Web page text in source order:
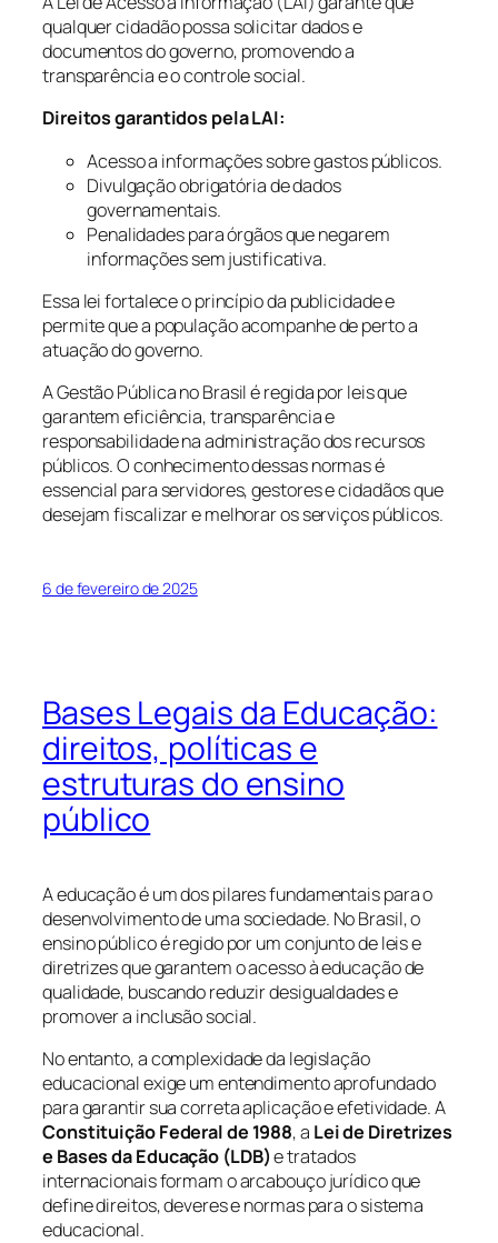
qualquer cidadão possa solicitar dados e
documentos do governo, promovendo a
transparência e o controle social.
Direitos garantidos pela LAI:
Acesso a informações sobre gastos públicos.
Divulgação obrigatória de dados
governamentais.
Penalidades para órgãos que negarem
informações sem justificativa.
Essa lei fortalece o princípio da publicidade e
permite que a população acompanhe de perto a
atuação do governo.
A Gestão Pública no Brasil é regida por leis que
garantem eficiência, transparência e
responsabilidade na administração dos recursos
públicos. O conhecimento dessas normas é
essencial para servidores, gestores e cidadãos que
desejam fiscalizar e melhorar os serviços públicos.
6 de fevereiro de 2025
Bases Legais da Educação:
direitos, políticas e
estruturas do ensino
público
A educação é um dos pilares fundamentais para o
desenvolvimento de uma sociedade. No Brasil, o
ensino público é regido por um conjunto de leis e
diretrizes que garantem o acesso à educação de
qualidade, buscando reduzir desigualdades e
promover a inclusão social.
No entanto, a complexidade da legislação
educacional exige um entendimento aprofundado
para garantir sua correta aplicação e efetividade. A
Constituição Federal de 1988, a Lei de Diretrizes
e Bases da Educação (LDB)e tratados
internacionais formam o arcabouço jurídico que
define direitos, deveres e normas para o sistema
educacional.